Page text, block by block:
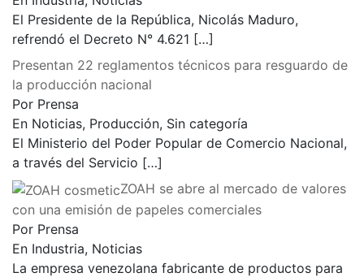
El Presidente de la República, Nicolás Maduro,
refrendó el Decreto N° 4.621 […]
Presentan 22 reglamentos técnicos para resguardo de
la producción nacional
Por Prensa
En Noticias, Producción, Sin categoría
El Ministerio del Poder Popular de Comercio Nacional,
a través del Servicio […]
ZOAH se abre al mercado de valores
con una emisión de papeles comerciales
Por Prensa
En Industria, Noticias
La empresa venezolana fabricante de productos para